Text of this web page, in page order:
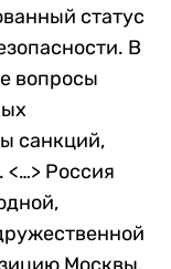
статус
В
вопросы
санкций,
<…> Россия